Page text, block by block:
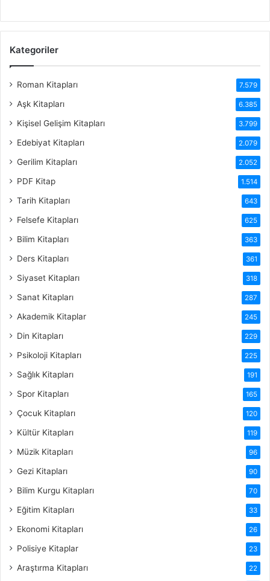
Kategoriler
Roman Kitapları 7.579
Aşk Kitapları 6.385
Kişisel Gelişim Kitapları 3.799
Edebiyat Kitapları 2.079
Gerilim Kitapları 2.052
PDF Kitap 1.514
Tarih Kitapları 643
Felsefe Kitapları 625
Bilim Kitapları 363
Ders Kitapları 361
Siyaset Kitapları 318
Sanat Kitapları 287
Akademik Kitaplar 245
Din Kitapları 229
Psikoloji Kitapları 225
Sağlık Kitapları 191
Spor Kitapları 165
Çocuk Kitapları 120
Kültür Kitapları 119
Müzik Kitapları 96
Gezi Kitapları 90
Bilim Kurgu Kitapları 70
Eğitim Kitapları 33
Ekonomi Kitapları 26
Polisiye Kitaplar 23
Araştırma Kitapları 22